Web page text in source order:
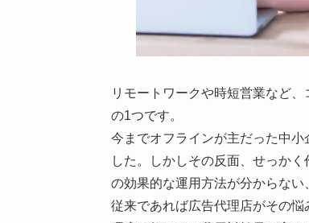
リモートワークや時短営業など
の1つです。
今までオフラインが主だった中
した。しかしその反面、せっか
の効果的な運用方法が分からない
従来であれば広告代理店がその